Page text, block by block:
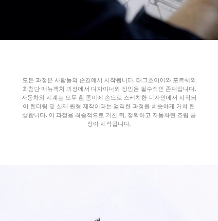
모든 과정은 사람들의 손길에서 시작됩니다. 태그호이어와 포르쉐의
최첨단 매뉴팩처 과정에서 디자이너와 장인은 필수적인 존재입니다.
자동차와 시계는 모두 흰 종이에 손으로 스케치한 디자인에서 시작되
어 렌더링 및 실제 원형 제작이라는 엄격한 과정을 비슷하게 거쳐 탄
생합니다. 이 과정을 최종적으로 거친 뒤, 정확하고 자동화된 조립 공
정이 시작됩니다.